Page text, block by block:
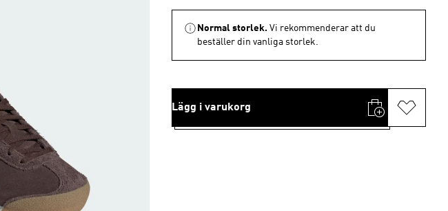
Normal storlek. Vi rekommenderar att du
beställer din vanliga storlek.
Lägg i varukorg